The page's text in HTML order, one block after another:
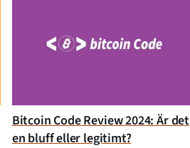
Bitcoin Code Review 2024: Är det
en bluff eller legitimt?